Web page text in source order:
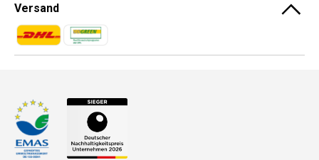
Versand
Zahlungsmethoden
Zahlungsmethoden